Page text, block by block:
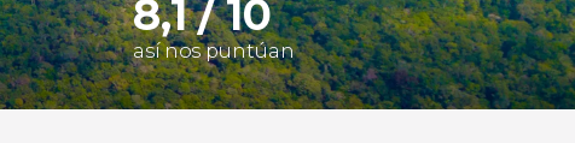
8,1 / 10
así nos puntúan